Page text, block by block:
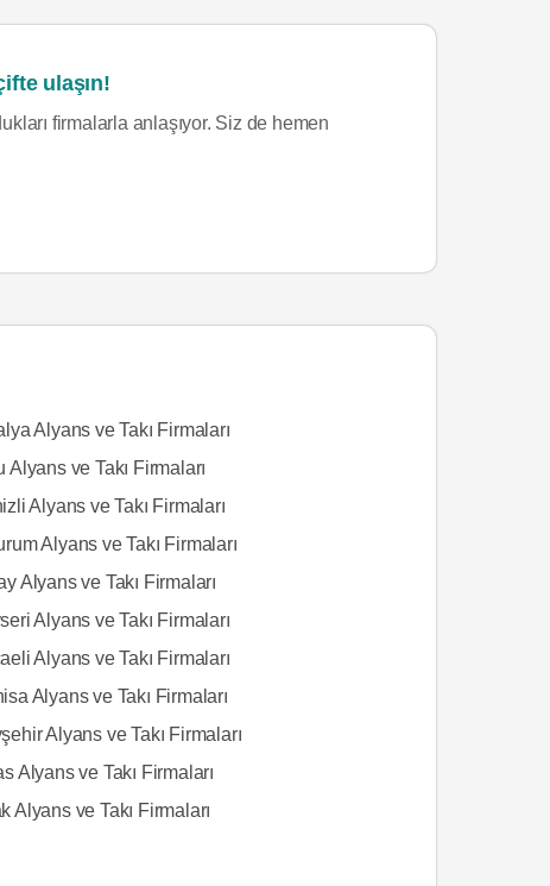
ulaşın!
firmalarla anlaşıyor. Siz de hemen
Alyans ve Takı Firmaları
Alyans ve Takı Firmaları
Alyans ve Takı Firmaları
Alyans ve Takı Firmaları
Alyans ve Takı Firmaları
Alyans ve Takı Firmaları
Alyans ve Takı Firmaları
Alyans ve Takı Firmaları
Alyans ve Takı Firmaları
Alyans ve Takı Firmaları
Alyans ve Takı Firmaları